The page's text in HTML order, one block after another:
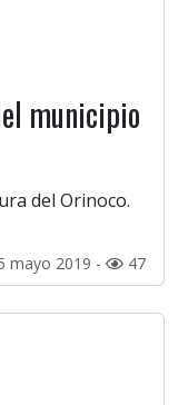
municipio
del Orinoco.
mayo 2019 - 47